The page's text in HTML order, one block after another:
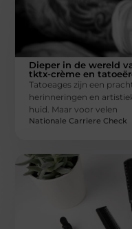
Dieper in de wereld
tktx-crème en
Tatoeages zijn een
herinneringen en
huid. Maar voor velen
Nationale Carriere Check